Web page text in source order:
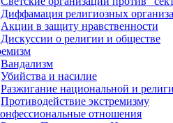
Диффамация религиозных
Акции в защиту нравственности
Дискуссии о религии и обществе
Вандализм
Убийства и насилие
Разжигание национальной и
Противодействие экстремизму
отношения